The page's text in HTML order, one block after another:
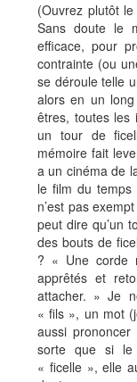
(Ouvrez plutôt
Sans doute le
efficace, pour
contrainte (ou
se déroule telle
alors en un long
êtres, toutes les
un tour de
mémoire fait
a un cinéma de
le film du temps
n’est pas
peut dire qu’un
des bouts de
? « Une corde
apprêtés et
attacher. » Je
« fils », un mot
aussi
sorte que si
« ficelle », elle